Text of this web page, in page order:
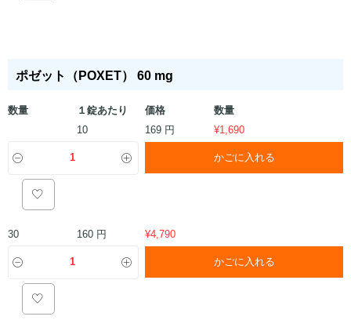
ポゼット（POXET） 60 mg
数量 １錠あたり 価格
数量
10
169 円 ¥1,690
かごに入れる
30 160 円 ¥4,790
かごに入れる